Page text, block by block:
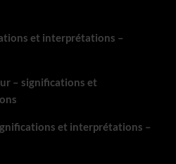
et interprétations –
– significations et
et interprétations –